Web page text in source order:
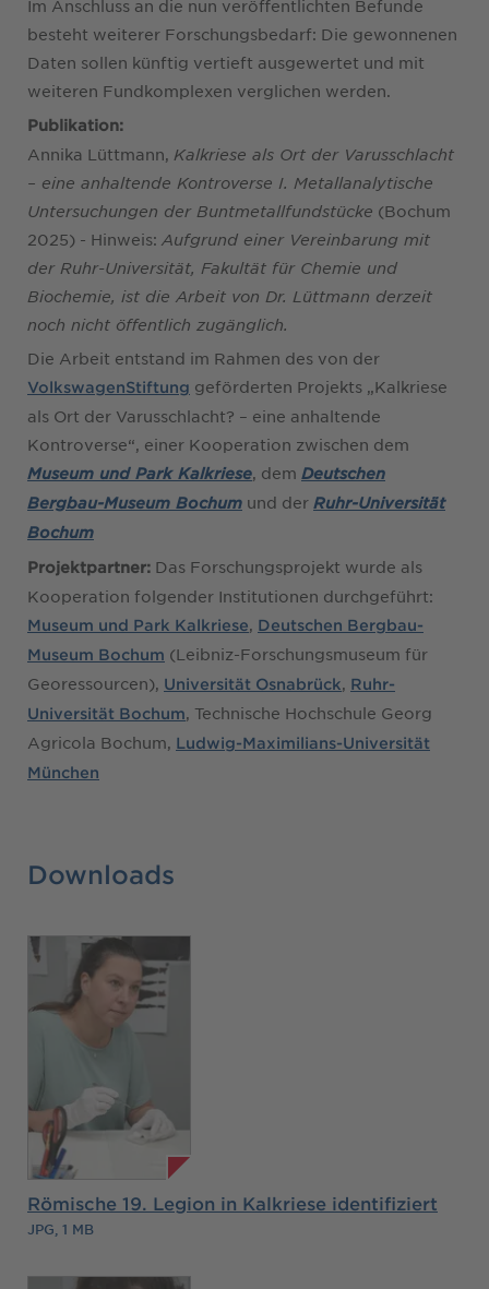
Im Anschluss an die nun veröffentlichten Befunde
besteht weiterer Forschungsbedarf: Die gewonnenen
Daten sollen künftig vertieft ausgewertet und mit
weiteren Fundkomplexen verglichen werden.
Publikation:
Annika Lüttmann, Kalkriese als Ort der Varusschlacht
– eine anhaltende Kontroverse I. Metallanalytische
Untersuchungen der Buntmetallfundstücke (Bochum
2025) - Hinweis: Aufgrund einer Vereinbarung mit
der Ruhr-Universität, Fakultät für Chemie und
Biochemie, ist die Arbeit von Dr. Lüttmann derzeit
noch nicht öffentlich zugänglich.
Die Arbeit entstand im Rahmen des von der
VolkswagenStiftung geförderten Projekts „Kalkriese
als Ort der Varusschlacht? – eine anhaltende
Kontroverse“, einer Kooperation zwischen dem
Museum und Park Kalkriese, dem Deutschen
Bergbau-Museum Bochum und der Ruhr-Universität
Bochum
Projektpartner: Das Forschungsprojekt wurde als
Kooperation folgender Institutionen durchgeführt:
Museum und Park Kalkriese, Deutschen Bergbau-
Museum Bochum (Leibniz-Forschungsmuseum für
Georessourcen), Universität Osnabrück, Ruhr-
Universität Bochum, Technische Hochschule Georg
Agricola Bochum, Ludwig-Maximilians-Universität
München
Downloads
Römische 19. Legion in Kalkriese identifiziert
JPG, 1 MB